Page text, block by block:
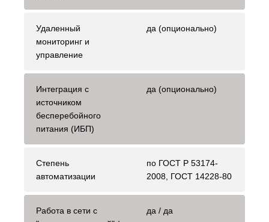
Удаленный
мониторинг и
управление
да (опционально)
Интеграция с
источником
бесперебойного
питания (ИБП)
да (опционально)
Степень
автоматизации
по ГОСТ Р 53174-
2008, ГОСТ 14228-80
Работа в сети с
да / да